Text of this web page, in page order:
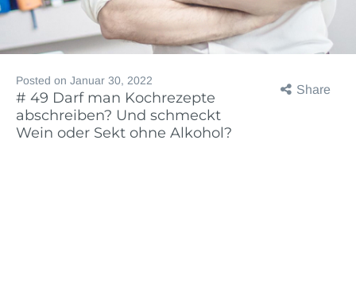
Share
Posted on Januar 30, 2022
# 49 Darf man Kochrezepte
abschreiben? Und schmeckt
Wein oder Sekt ohne Alkohol?